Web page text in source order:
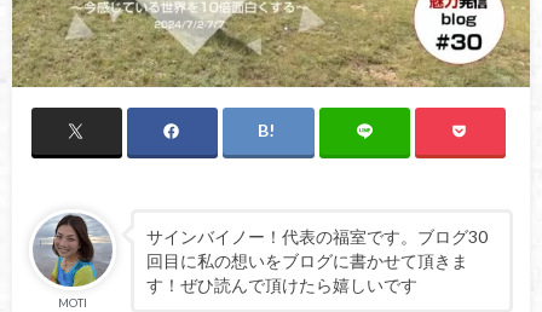
MOTI
サインバイノー！代表の福室です。ブログ30
回目に私の想いをブログに書かせて頂きま
す！ぜひ読んで頂けたら嬉しいです